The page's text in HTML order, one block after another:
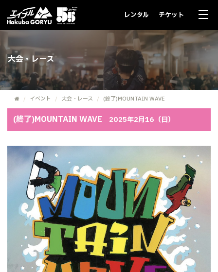
レンタル チケット
大会・レース
イベント 大会・レース (終了)MOUNTAIN WAVE
(終了)MOUNTAIN WAVE 2025年2月16（日）